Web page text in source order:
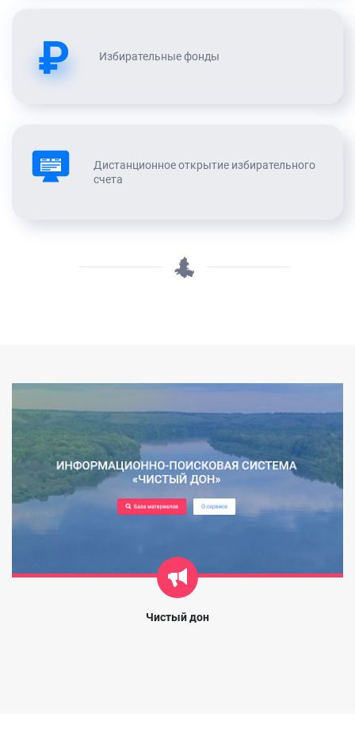
₽ Избирательные фонды
Дистанционное открытие избирательного
счета
Чистый дон